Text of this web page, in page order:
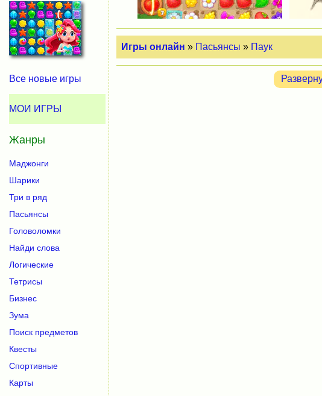
Игры онлайн » Пасьянсы » Паук
Все новые игры
МОИ ИГРЫ
Жанры
Маджонги
Шарики
Три в ряд
Пасьянсы
Головоломки
Найди слова
Логические
Тетрисы
Бизнес
Зума
Поиск предметов
Квесты
Спортивные
Карты